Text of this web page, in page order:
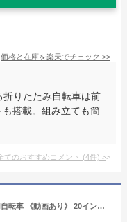
価格と在庫を楽天でチェック >>
折りたたみ自転車は前
搭載。組み立ても簡
てのおすすめコメント (4件) >
子供用自転車 子ども用自転車 こども用自転車 《動画あり》 20インチ 22インチ 24インチ 26インチ 折りたたみ自転車 シティサイクル 手元スイッチ ライト 女の子 おしゃれ 小学生 中学生 ☆ プレゼント ギフト 父の日 新生活 防災 梅雨